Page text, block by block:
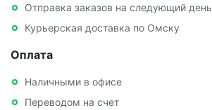
Отправка заказов на следующий день
Курьерская доставка по Омску
Оплата
Наличными в офисе
Переводом на счет